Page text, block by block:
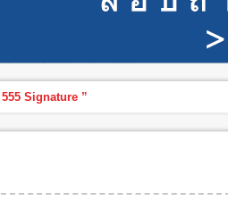
Signature ”